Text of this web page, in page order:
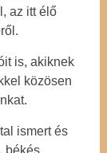
az itt élő
is, akiknek
közösen
ismert és
békés